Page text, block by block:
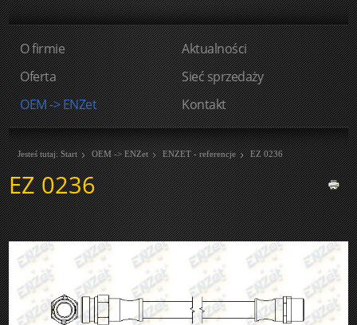
O firmie
Aktualności
Oferta
Sieć sprzedaży
OEM -> ENZet
Kontakt
Jesteś tutaj:Start OEM -> ENZet ENZET - referencje EZ 0236
EZ 0236